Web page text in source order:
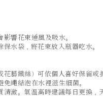
響花束通風及吸水。
水袋，將花束放入瓶器吃水。
花藝鐵絲）可依個人喜好保留或
繩結泡在水裡滋生細菌。
清澈。氣溫高時建議每日更換，